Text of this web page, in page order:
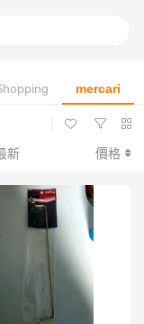
mercari
新 價格